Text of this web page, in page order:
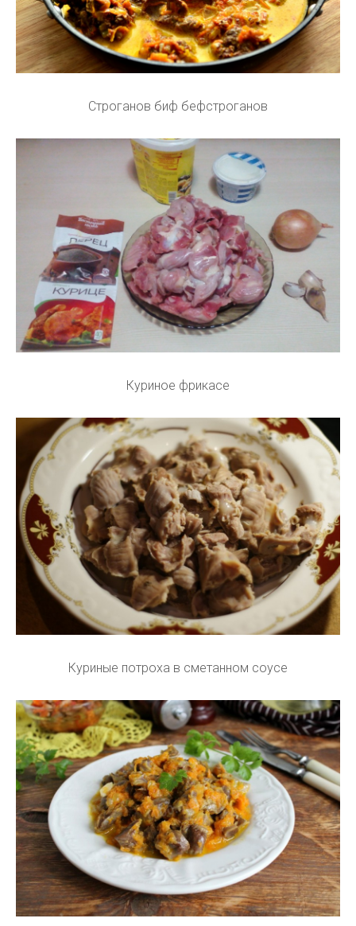
Строганов биф бефстроганов
Куриное фрикасе
Куриные потроха в сметанном соусе